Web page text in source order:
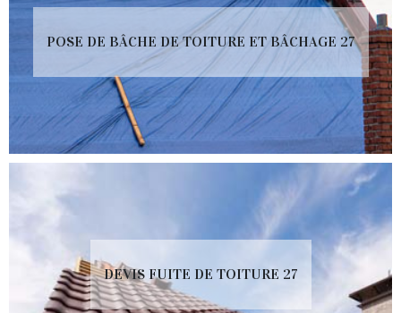
POSE DE BÂCHE DE TOITURE ET BÂCHAGE 27
DEVIS FUITE DE TOITURE 27